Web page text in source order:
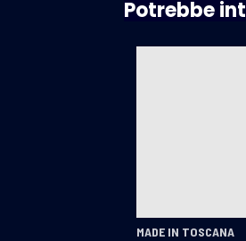
Potrebbe
MADE IN TOSCANA